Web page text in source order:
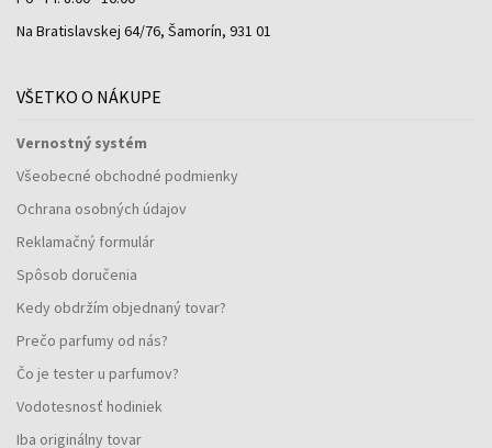
Na Bratislavskej 64/76, Šamorín, 931 01
VŠETKO O NÁKUPE
Vernostný systém
Všeobecné obchodné podmienky
Ochrana osobných údajov
Reklamačný formulár
Spôsob doručenia
Kedy obdržím objednaný tovar?
Prečo parfumy od nás?
Čo je tester u parfumov?
Vodotesnosť hodiniek
Iba originálny tovar